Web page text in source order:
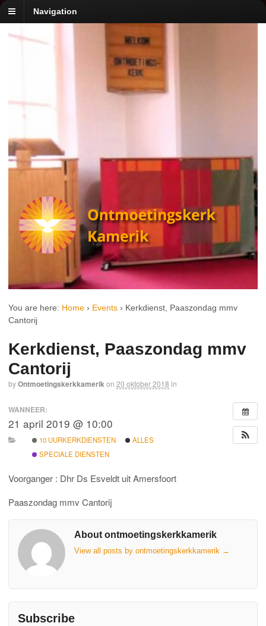
Navigation
You are here: Home › Events › Kerkdienst, Paaszondag mmv
Cantorij
Kerkdienst, Paaszondag mmv
Cantorij
byOntmoetingskerkkamerikon 20 oktober 2018 in
WANNEER:
21 april 2019 @ 10:00
10 UURKERKDIENSTEN
ALLES
SPECIALE DIENSTEN
Voorganger : Dhr Ds Esveldt uit Amersfoort
Paaszondag mmv Cantorij
About ontmoetingskerkkamerik
View all posts by ontmoetingskerkkamerik →
Subscribe